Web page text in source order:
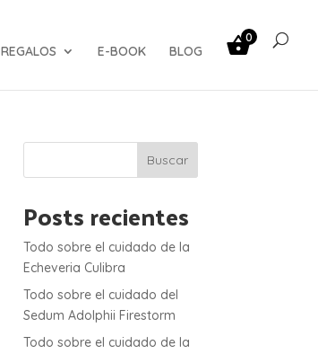
REGALOS E-BOOK BLOG
0
Buscar
Posts recientes
Todo sobre el cuidado de la
Echeveria Culibra
Todo sobre el cuidado del
Sedum Adolphii Firestorm
Todo sobre el cuidado de la